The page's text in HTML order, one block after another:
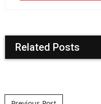
Related Posts